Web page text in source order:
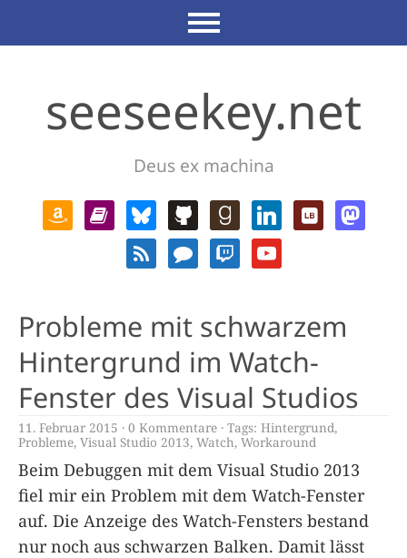
seeseekey.net
Deus ex machina
Probleme mit schwarzem
Hintergrund im Watch-
Fenster des Visual Studios
11. Februar 2015 0 Kommentare Tags: Hintergrund,
Probleme, Visual Studio 2013, Watch, Workaround
Beim Debuggen mit dem Visual Studio 2013
fiel mir ein Problem mit dem Watch-Fenster
auf. Die Anzeige des Watch-Fensters bestand
nur noch aus schwarzen Balken. Damit lässt